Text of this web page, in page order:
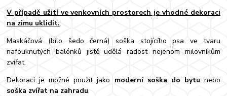
V případě užití ve venkovních prostorech je vhodné dekoraci
na zimu uklidit.
Maskáčová (bílo šedo černá) soška stojícího psa ve tvaru
nafouknutých balónků jistě udělá radost nejenom milovníkům
zvířat.
Dekoraci je možné použít jako moderní soška do bytu nebo
soška zvířat na zahradu.